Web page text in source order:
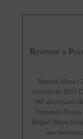
Resetear a
Manuel Moya /
octubre de 2025
90º aniversario
Fernando
Miguel Moya
una